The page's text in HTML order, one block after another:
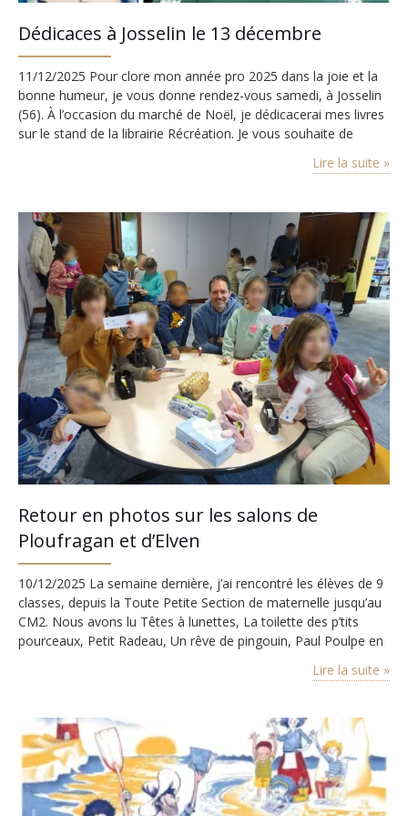
Dédicaces à Josselin le 13 décembre
11/12/2025 Pour clore mon année pro 2025 dans la joie et la
bonne humeur, je vous donne rendez-vous samedi, à Josselin
(56). À l’occasion du marché de Noël, je dédicacerai mes livres
sur le stand de la librairie Récréation. Je vous souhaite de
Lire la suite »
Retour en photos sur les salons de
Ploufragan et d’Elven
10/12/2025 La semaine dernière, j’ai rencontré les élèves de 9
classes, depuis la Toute Petite Section de maternelle jusqu’au
CM2. Nous avons lu Têtes à lunettes, La toilette des p’tits
pourceaux, Petit Radeau, Un rêve de pingouin, Paul Poulpe en
Lire la suite »